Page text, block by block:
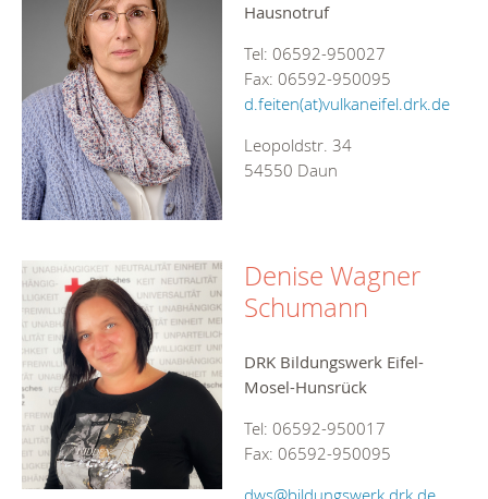
Hausnotruf
Tel: 06592-950027
Fax: 06592-950095
d.feiten(at)vulkaneifel.drk.de
Leopoldstr. 34
54550 Daun
Denise Wagner
Schumann
DRK Bildungswerk Eifel-
Mosel-Hunsrück
Tel: 06592-950017
Fax: 06592-950095
dws@bildungswerk.drk.de